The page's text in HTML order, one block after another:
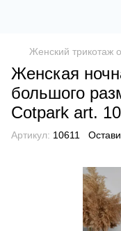
Женский трикотаж
Женская
большого
Сotpark art.
Артикул: 10611